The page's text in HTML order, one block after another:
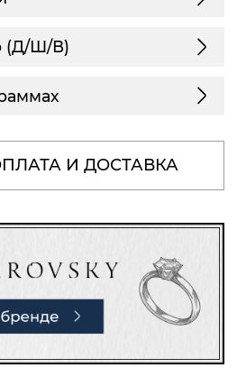
(Д/Ш/В)
И ДОСТАВКА